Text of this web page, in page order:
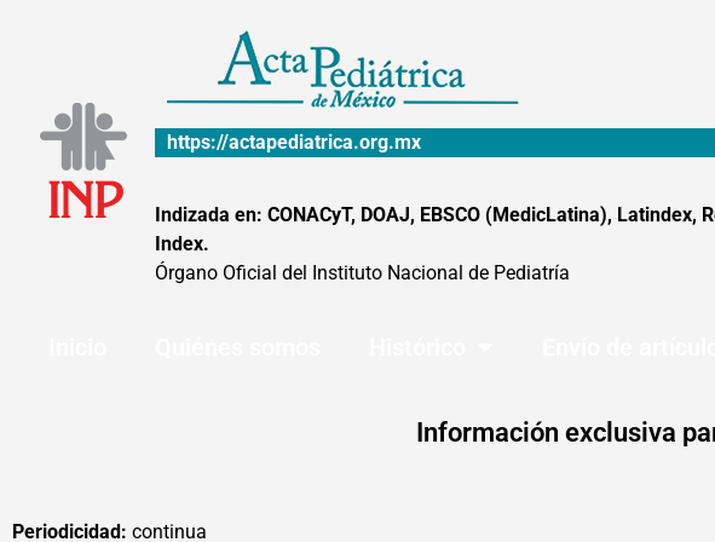
https://actapediatrica.org.mx
Indizada en: CONACyT, DOAJ, EBSCO (MedicLatina), Latindex,
Index.
Órgano Oficial del Instituto Nacional de Pediatría
Información exclusiva
Periodicidad: continua